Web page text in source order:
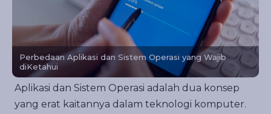
Perbedaan Aplikasi dan Sistem Operasi yang Wajib
diKetahui
Aplikasi dan Sistem Operasi adalah dua konsep
yang erat kaitannya dalam teknologi komputer.